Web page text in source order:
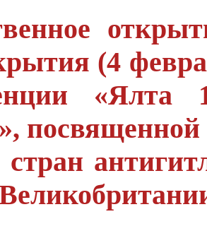
(4
«Ялта
стран